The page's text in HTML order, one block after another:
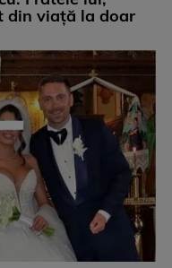
din viață la doar